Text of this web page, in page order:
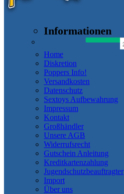
Informationen
Home
Diskretion
Poppers Info!
Versandkosten
Datenschutz
Sextoys Aufbewahrung
Impressum
Kontakt
Großhändler
Unsere AGB
Widerrufsrecht
Gutschein Anleitung
Kreditkartenzahlung
Jugendschutzbeauftragter
Import
Über uns